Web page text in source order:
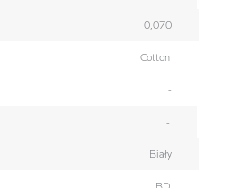
0,070
Cotton
-
-
Biały
BD